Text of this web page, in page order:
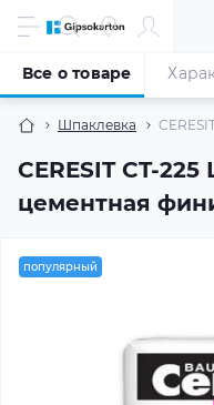
Шпаклевка
CERESIT CT-
цементная
Все о товаре
популярный